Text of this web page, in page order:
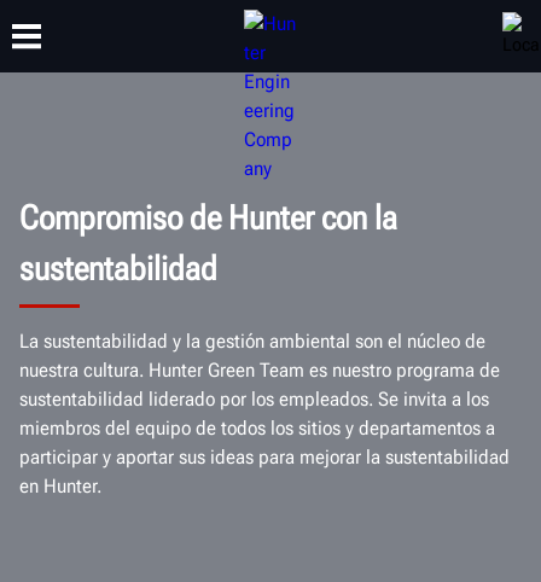
CAPACITACIÓN
Compromiso de Hunter con la
sustentabilidad
La sustentabilidad y la gestión ambiental son el núcleo de
nuestra cultura. Hunter Green Team es nuestro programa de
sustentabilidad liderado por los empleados. Se invita a los
miembros del equipo de todos los sitios y departamentos a
participar y aportar sus ideas para mejorar la sustentabilidad
en Hunter.